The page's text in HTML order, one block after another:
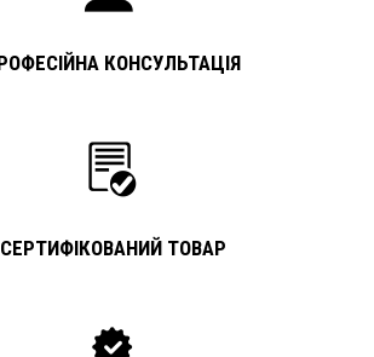
КОНСУЛЬТАЦІЯ
СЕРТИФІКОВАНИЙ ТОВАР